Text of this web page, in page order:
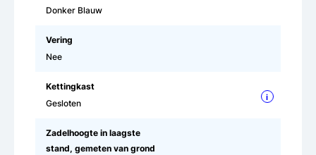
Donker Blauw
Vering
Nee
Kettingkast
Gesloten
i
Zadelhoogte in laagste
stand, gemeten van grond